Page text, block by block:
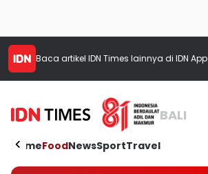
Baca artikel IDN Times lainnya di IDN App
BALI
HomeFoodNewsSportTravel